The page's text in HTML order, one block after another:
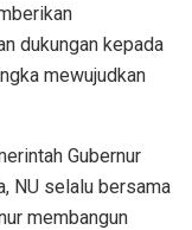
dukungan kepada
mewujudkan
Gubernur
NU selalu bersama
membangun